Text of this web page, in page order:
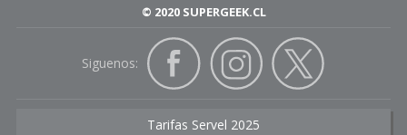
© 2020 SUPERGEEK.CL
Siguenos:
Tarifas Servel 2025